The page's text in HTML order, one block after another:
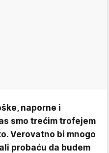
naporne i
smo trećim trofejem
Verovatno bi mnogo
probaću da budem